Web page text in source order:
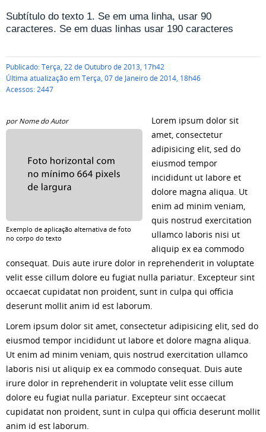
Subtítulo do texto 1. Se em uma linha, usar 90
caracteres. Se em duas linhas usar 190 caracteres
Publicado: Terça, 22 de Outubro de 2013, 17h42
Última atualização em Terça, 07 de Janeiro de 2014, 18h46
Acessos: 2447
por Nome do Autor
Exemplo de aplicação alternativa de foto
no corpo do texto
Lorem ipsum dolor sit
amet, consectetur
adipisicing elit, sed do
eiusmod tempor
incididunt ut labore et
dolore magna aliqua. Ut
enim ad minim veniam,
quis nostrud exercitation
ullamco laboris nisi ut
aliquip ex ea commodo
consequat. Duis aute irure dolor in reprehenderit in voluptate
velit esse cillum dolore eu fugiat nulla pariatur. Excepteur sint
occaecat cupidatat non proident, sunt in culpa qui officia
deserunt mollit anim id est laborum.
Lorem ipsum dolor sit amet, consectetur adipisicing elit, sed do
eiusmod tempor incididunt ut labore et dolore magna aliqua.
Ut enim ad minim veniam, quis nostrud exercitation ullamco
laboris nisi ut aliquip ex ea commodo consequat. Duis aute
irure dolor in reprehenderit in voluptate velit esse cillum
dolore eu fugiat nulla pariatur. Excepteur sint occaecat
cupidatat non proident, sunt in culpa qui officia deserunt mollit
anim id est laborum.